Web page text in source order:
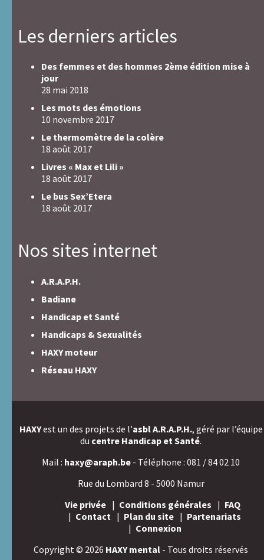
Les derniers articles
Des femmes et des hommes 2ème édition mise à
jour
28 mai 2018
Les mots des émotions
10 novembre 2017
Le thermomètre de la colère
18 août 2017
Livres « Max et Lili »
18 août 2017
Le bus Sex’Etera
18 août 2017
Nos sites internet
A.R.A.P.H.
Badiane
Handicap et Santé
Handicaps & Sexualités
HAXY moteur
Réseau HAXY
HAXYest un des projets de l’asbl A.R.A.P.H., géré par l’équipe
du centre Handicap et Santé.
Mail : haxy@araph.be - Téléphone : 081 / 84 02 10
Rue du Lombard 8 - 5000 Namur
Vie privée
Conditions générales
FAQ
Contact
Plan du site
Partenariats
Connexion
Copyright © 2026 HAXY mental - Tous droits réservés